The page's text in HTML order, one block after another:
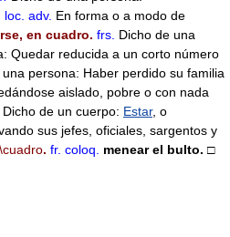
loc. adv. En forma o a modo de
en cuadro. frs. Dicho de una
Quedar reducida a un corto número
una persona: Haber perdido su familia
aislado, pobre o con nada
Dicho de un cuerpo: Estar, o
sus jefes, oficiales, sargentos y
\cuadro. fr. coloq. menear el bulto. □